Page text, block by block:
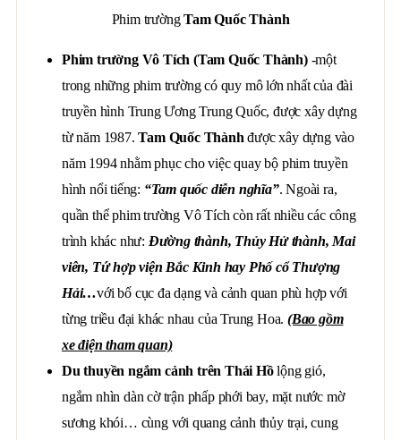
Phim trườngTam Quốc Thành
Phim trường Vô Tích (Tam Quốc Thành)-một
trong những phim trường có quy mô lớn nhất của đài
truyền hình Trung Ương Trung Quốc, được xây dựng
từ năm 1987.Tam Quốc Thành được xây dựng vào
năm 1994 nhằm phục cho việc quay bộ phim truyền
hình nổi tiếng: “Tam quốc diễn nghĩa”. Ngoài ra,
quần thể phim trường Vô Tích còn rất nhiều các công
trình khác như: Đường thành, Thủy Hử thành, Mai
viên, Tứ hợp viện Bắc Kinh hay Phố cổ Thượng
Hải…với bố cục đa dạng và cảnh quan phù hợp với
từng triều đại khác nhau của Trung Hoa.(Bao gồm
xe điện tham quan)
Du thuyền ngắm cảnh trên Thái Hồlộng gió,
ngắm nhìn dàn cờ trận phấp phới bay, mặt nước mờ
sương khói… cùng với quang cảnh thủy trại, cung